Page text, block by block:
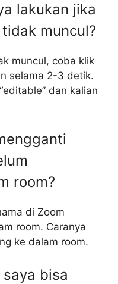
lakukan jika
tidak muncul?
muncul, coba klik
selama 2-3 detik.
dan kalian
room?
di Zoom
room. Caranya
ke dalam room.
bisa